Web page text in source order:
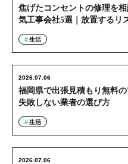
焦げたコンセントの修理を
気工事会社5選｜放置するリ
生活
福岡県で出張見積もり無料の
失敗しない業者の選び方
2026.07.06
生活
2026.07.06